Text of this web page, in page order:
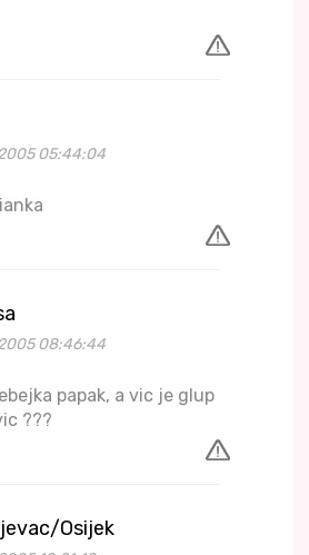
05:44:04
08:46:44
papak, a vic je glup
???
Osijek